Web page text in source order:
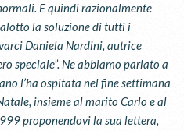
E quindi razionalmente
la soluzione di tutti i
Daniela Nardini, autrice
speciale”. Ne abbiamo parlato a
l’ha ospitata nel fine settimana
insieme al marito Carlo e al
proponendovi la sua lettera,